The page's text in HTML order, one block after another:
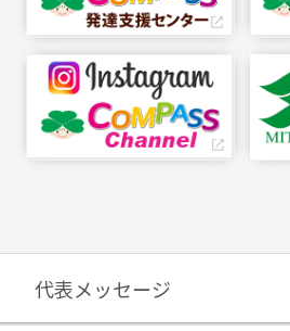
代表メッセージ